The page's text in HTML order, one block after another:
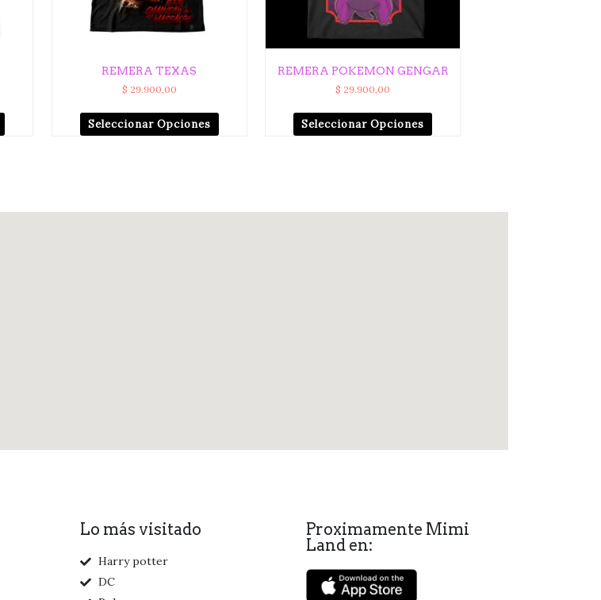
REMERA TEXAS
$ 29.900,00
Seleccionar Opciones
REMERA POKEMON GENGAR
$ 29.900,00
Seleccionar Opciones
Lo más visitado
Harry potter
DC
Proximamente Mimi
Land en: